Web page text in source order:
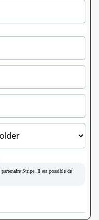
Stripe. Il est possible de